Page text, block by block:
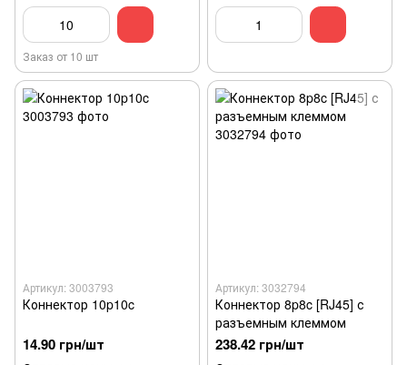
Заказ от 10 шт
Артикул: 3003793
Коннектор 10p10c
14.90 грн/шт
Артикул: 3032794
Коннектор 8p8c [RJ45] с
разъемным клеммом
238.42 грн/шт